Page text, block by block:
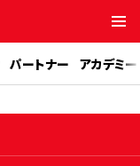
パートナー アカデミー